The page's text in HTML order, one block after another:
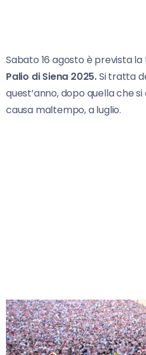
Sabato 16 agosto è prevista
Palio di Siena 2025.Si tratta
quest’anno, dopo quella che
causa maltempo, a luglio.